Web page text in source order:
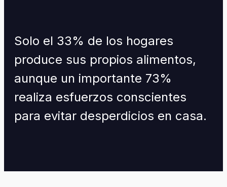
Solo el 33% de los hogares
produce sus propios alimentos,
aunque un importante 73%
realiza esfuerzos conscientes
para evitar desperdicios en casa.